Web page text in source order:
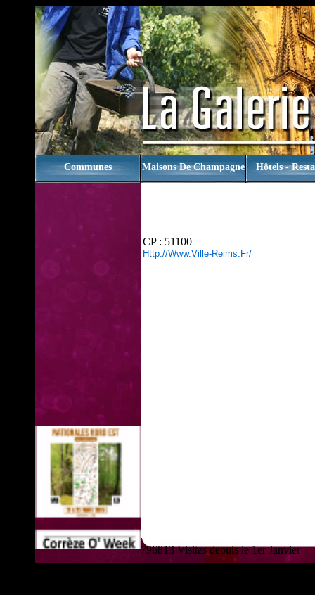
Communes Maisons De Champagne Hôtels -
CP : 51100
Http://www.ville-Reims.fr/
796813 Visites depuis le 1er Janvier